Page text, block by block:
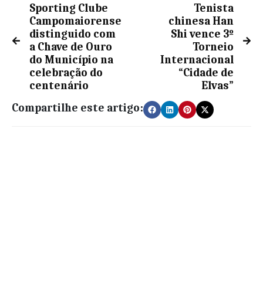
Sporting Clube
Campomaiorense
distinguido com
a Chave de Ouro
do Município na
celebração do
centenário
Tenista
chinesa Han
Shi vence 3º
Torneio
Internacional
“Cidade de
Elvas”
Compartilhe este artigo: